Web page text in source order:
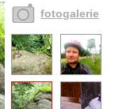
fotogalerie